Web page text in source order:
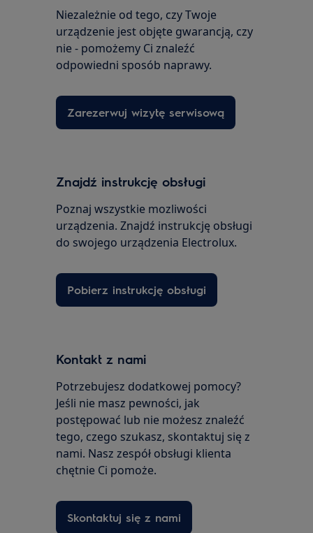
Niezależnie od tego, czy Twoje
urządzenie jest objęte gwarancją, czy
nie - pomożemy Ci znaleźć
odpowiedni sposób naprawy.
Zarezerwuj wizytę serwisową
Znajdź instrukcję obsługi
Poznaj wszystkie mozliwości
urządzenia. Znajdź instrukcję obsługi
do swojego urządzenia Electrolux.
Pobierz instrukcję obsługi
Kontakt z nami
Potrzebujesz dodatkowej pomocy?
Jeśli nie masz pewności, jak
postępować lub nie możesz znaleźć
tego, czego szukasz, skontaktuj się z
nami. Nasz zespół obsługi klienta
chętnie Ci pomoże.
Skontaktuj się z nami